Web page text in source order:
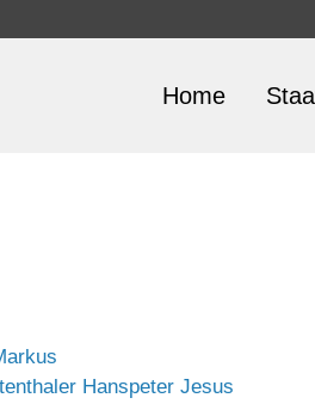
Home
Hanspeter Jesus